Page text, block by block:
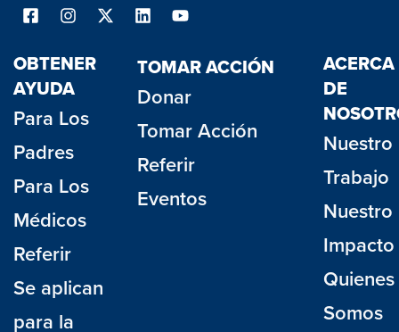
TOMAR ACCIÓN
Donar
Tomar Acción
Referir
Eventos
ACERCA
DE
Nuestro
Trabajo
Nuestro
Impacto
Quienes
Somos
OBTENER
AYUDA
Para Los
Padres
Para Los
Médicos
Referir
Se aplican
para la